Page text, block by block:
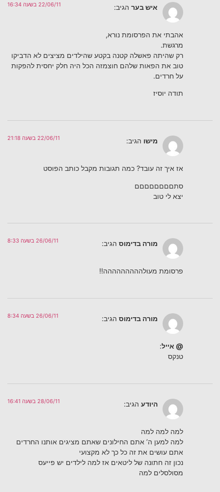
איש בער הגיב: 22/06/11 בשעה 16:34
אהבתי את הפרסומת נורא,
מרגשת.
רק שהיתה פאשלה קטנה בקטע שהילדים מציצים לא הדביקו
טוב את הפאות שלהם חוצמזה הכל היה חלק יחסית להפקות
על חרדים.
תודה יוסיז
מישו הגיב: 22/06/11 בשעה 21:18
אז איך זה עובד? כמה תגובות מקבל כותב הפוסט
סתםםםםםםםם
יצא לי טוב
מורה בדימוס הגיב: 26/06/11 בשעה 8:33
פרסומת מעולההההההההה!!
מורה בדימוס הגיב: 26/06/11 בשעה 8:34
@ אייל:
טנקס
היודע הגיב: 28/06/11 בשעה 16:41
למה למה למה
למה למען ה’ אתם החילונים שאתם מציגים אותנו החרדים
אתם עושים את זה כל כך לא מקצועי
נכון זה חתונה של ליטאים אז למה לילדים יש פייעס
מסולסלים למה